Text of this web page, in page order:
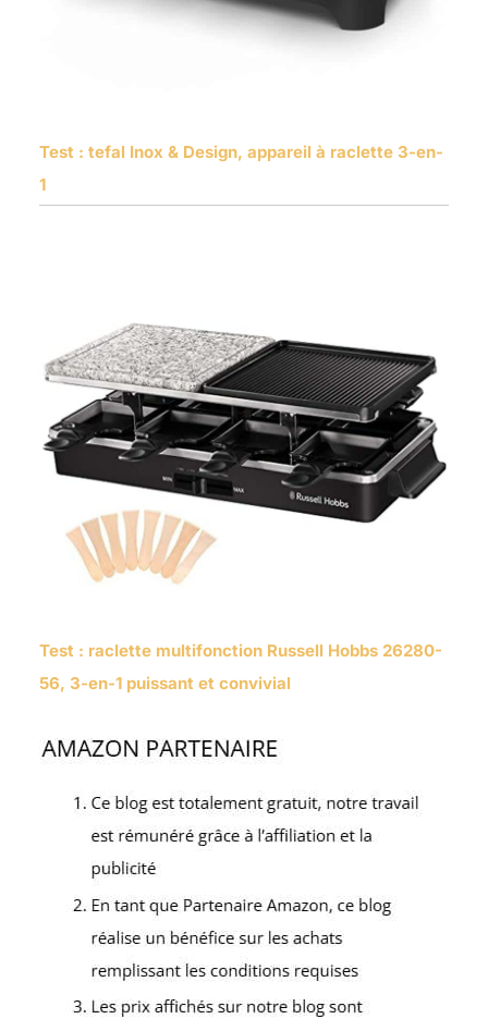
Test : tefal Inox & Design, appareil à raclette 3-en-
1
Test : raclette multifonction Russell Hobbs 26280-
56, 3-en-1 puissant et convivial